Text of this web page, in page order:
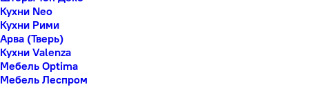
Кухни Neo
Кухни Рими
Арва (Тверь)
Кухни Valenza
Мебель Optima
Мебель Леспром